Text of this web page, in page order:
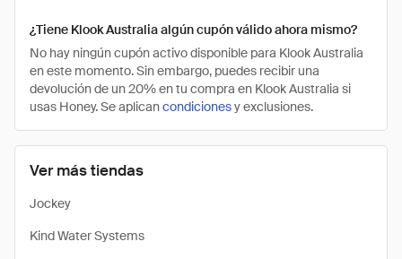
Ver más tiendas
Jockey
Kind Water Systems
¿Tiene Klook Australia algún cupón válido ahora mismo?
No hay ningún cupón activo disponible para Klook Australia
en este momento. Sin embargo, puedes recibir una
devolución de un 20% en tu compra en Klook Australia si
usas Honey. Se aplicancondicionesy exclusiones.